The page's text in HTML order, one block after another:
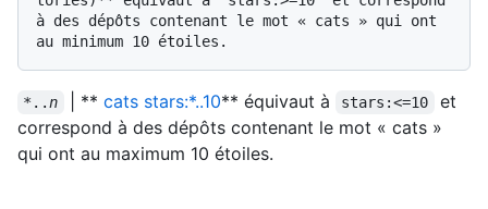
à des dépôts contenant le mot « cats » qui ont
*..n | ** cats stars:*..10** équivaut à stars:<=10
et
correspond à des dépôts contenant le mot « cats »
qui ont au maximum 10 étoiles.